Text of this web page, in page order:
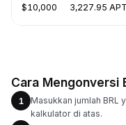
$10,000 3,227.95 APT
Cara Mengonversi
1
Masukkan jumlah BRL
kalkulator di atas.